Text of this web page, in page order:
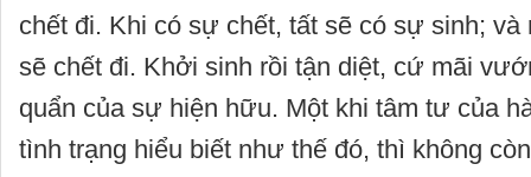
chết đi. Khi có sự chết, tất sẽ có sự sinh;
sẽ chết đi. Khởi sinh rồi tận diệt, cứ mãi
quẩn của sự hiện hữu. Một khi tâm tư của
tình trạng hiểu biết như thế đó, thì không